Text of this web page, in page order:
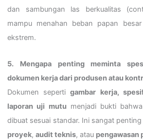
dan sambungan las berkualitas
mampu menahan beban papan
ekstrem.
5. Mengapa penting meminta
dokumen kerja dari produsen atau
Dokumen sepertigambar kerja,
laporan uji mutu menjadi bukti
dibuat sesuai standar. Ini sangat
proyek, audit teknis, atau pengawasan